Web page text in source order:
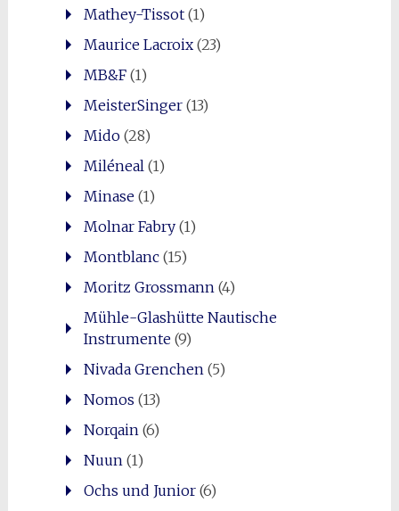
Mathey-Tissot(1)
Maurice Lacroix(23)
MB&F(1)
MeisterSinger(13)
Mido(28)
Miléneal(1)
Minase(1)
Molnar Fabry(1)
Montblanc(15)
Moritz Grossmann(4)
Mühle-Glashütte Nautische
Instrumente(9)
Nivada Grenchen(5)
Nomos (13)
Norqain(6)
Nuun(1)
Ochs und Junior(6)